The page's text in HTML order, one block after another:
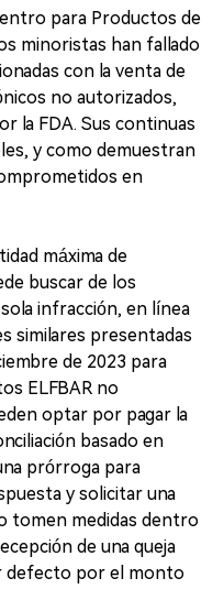
para Productos de
minoristas han fallado
con la venta de
no autorizados,
la FDA. Sus continuas
y como demuestran
en
máxima de
buscar de los
infracción, en línea
similares presentadas
de 2023 para
ELFBAR no
optar por pagar la
basado en
prórroga para
y solicitar una
tomen medidas dentro
de una queja
defecto por el monto